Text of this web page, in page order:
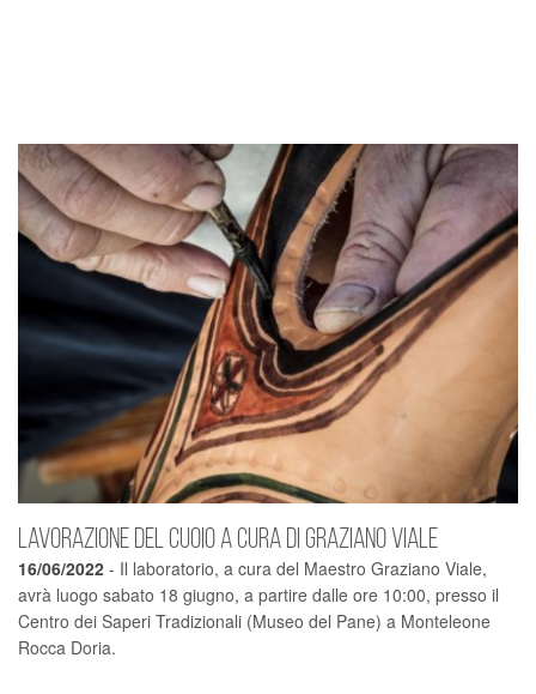
Lavorazione del cuoio a cura di Graziano Viale
16/06/2022 - Il laboratorio, a cura del Maestro Graziano Viale,
avrà luogo sabato 18 giugno, a partire dalle ore 10:00, presso il
Centro dei Saperi Tradizionali (Museo del Pane) a Monteleone
Rocca Doria.